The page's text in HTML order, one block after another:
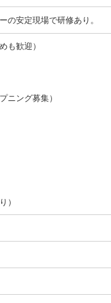
の安定現場で研修あり。
も歓迎）
ニング募集）
）